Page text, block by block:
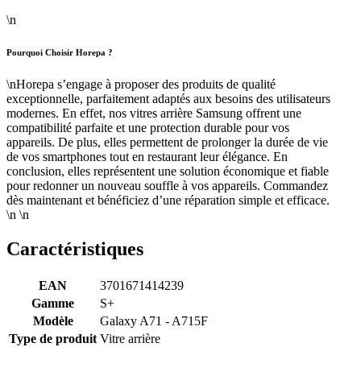
\n
Pourquoi Choisir Horepa ?
\nHorepa s’engage à proposer des produits de qualité
exceptionnelle, parfaitement adaptés aux besoins des utilisateurs
modernes. En effet, nos vitres arrière Samsung offrent une
compatibilité parfaite et une protection durable pour vos
appareils. De plus, elles permettent de prolonger la durée de vie
de vos smartphones tout en restaurant leur élégance. En
conclusion, elles représentent une solution économique et fiable
pour redonner un nouveau souffle à vos appareils. Commandez
dès maintenant et bénéficiez d’une réparation simple et efficace.
\n \n
Caractéristiques
EAN
3701671414239
Gamme
S+
Modèle
Galaxy A71 - A715F
Type de produit Vitre arrière